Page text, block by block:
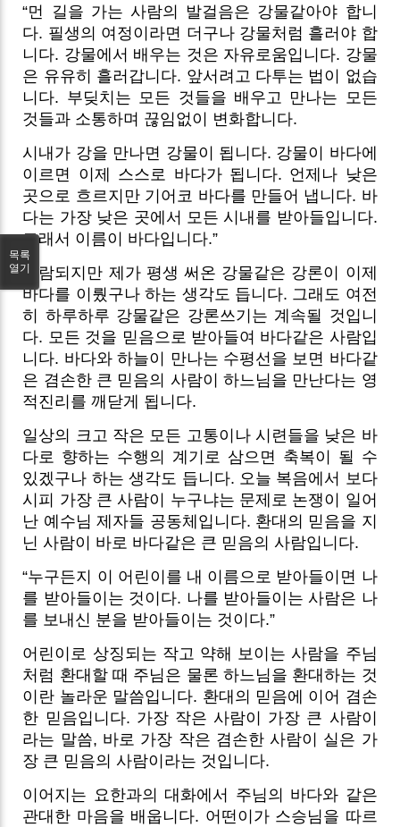
“먼 길을 가는 사람의 발걸음은 강물같아야 합니
다. 필생의 여정이라면 더구나 강물처럼 흘러야 합
니다. 강물에서 배우는 것은 자유로움입니다. 강물
은 유유히 흘러갑니다. 앞서려고 다투는 법이 없습
니다. 부딪치는 모든 것들을 배우고 만나는 모든
것들과 소통하며 끊임없이 변화합니다.
시내가 강을 만나면 강물이 됩니다. 강물이 바다에
이르면 이제 스스로 바다가 됩니다. 언제나 낮은
곳으로 흐르지만 기어코 바다를 만들어 냅니다. 바
다는 가장 낮은 곳에서 모든 시내를 받아들입니다.
그래서 이름이 바다입니다.”
외람되지만 제가 평생 써온 강물같은 강론이 이제
바다를 이뤘구나 하는 생각도 듭니다. 그래도 여전
히 하루하루 강물같은 강론쓰기는 계속될 것입니
다. 모든 것을 믿음으로 받아들여 바다같은 사람입
니다. 바다와 하늘이 만나는 수평선을 보면 바다같
은 겸손한 큰 믿음의 사람이 하느님을 만난다는 영
적진리를 깨닫게 됩니다.
일상의 크고 작은 모든 고통이나 시련들을 낮은 바
다로 향하는 수행의 계기로 삼으면 축복이 될 수
있겠구나 하는 생각도 듭니다. 오늘 복음에서 보다
시피 가장 큰 사람이 누구냐는 문제로 논쟁이 일어
난 예수님 제자들 공동체입니다. 환대의 믿음을 지
닌 사람이 바로 바다같은 큰 믿음의 사람입니다.
“누구든지 이 어린이를 내 이름으로 받아들이면 나
를 받아들이는 것이다. 나를 받아들이는 사람은 나
를 보내신 분을 받아들이는 것이다.”
어린이로 상징되는 작고 약해 보이는 사람을 주님
처럼 환대할 때 주님은 물론 하느님을 환대하는 것
이란 놀라운 말씀입니다. 환대의 믿음에 이어 겸손
한 믿음입니다. 가장 작은 사람이 가장 큰 사람이
라는 말씀, 바로 가장 작은 겸손한 사람이 실은 가
장 큰 믿음의 사람이라는 것입니다.
이어지는 요한과의 대화에서 주님의 바다와 같은
관대한 마음을 배웁니다. 어떤이가 스승님을 따르
목록
열기